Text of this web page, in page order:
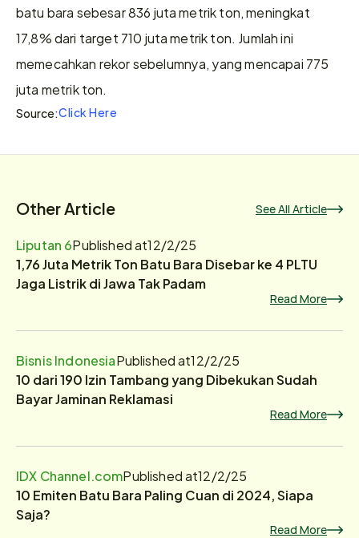
batu bara sebesar 836 juta metrik ton, meningkat
17,8% dari target 710 juta metrik ton. Jumlah ini
memecahkan rekor sebelumnya, yang mencapai 775
juta metrik ton.
Source:Click Here
Other Article See All Article
Liputan 6Published at12/2/25
1,76 Juta Metrik Ton Batu Bara Disebar ke 4 PLTU
Jaga Listrik di Jawa Tak Padam
Read More
Bisnis IndonesiaPublished at12/2/25
10 dari 190 Izin Tambang yang Dibekukan Sudah
Bayar Jaminan Reklamasi
Read More
IDX Channel.comPublished at12/2/25
10 Emiten Batu Bara Paling Cuan di 2024, Siapa
Saja?
Read More